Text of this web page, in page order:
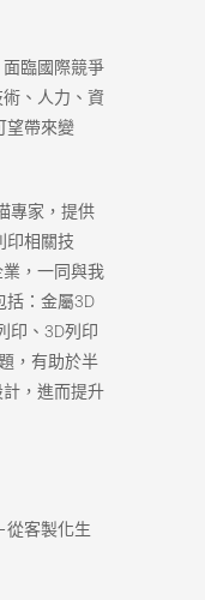
臨國際競爭
、人力、資
望帶來變
專家，提供
印相關技
，一同與我
括：金屬3D
印、3D列印
，有助於半
，進而提升
客製化生